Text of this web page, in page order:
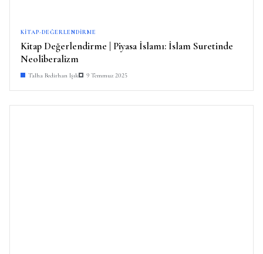
KITAP-DEĞERLENDIRME
Kitap Değerlendirme | Piyasa İslamı: İslam Suretinde
Neoliberalizm
Talha Bedirhan Işık 9 Temmuz 2025